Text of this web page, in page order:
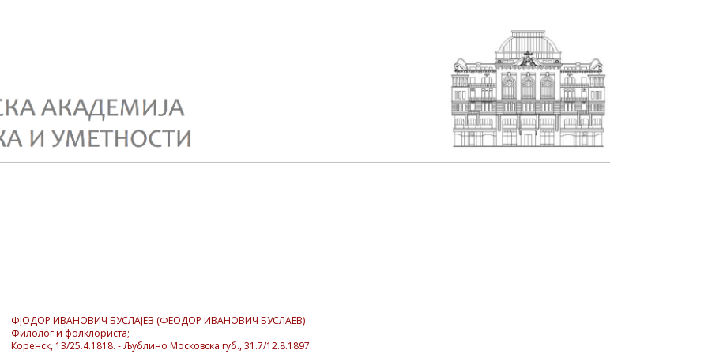
ФЈОДОР ИВАНОВИЧ БУСЛАЈЕВ (ФЕОДОР ИВАНОВИЧ БУСЛАЕВ)
Филолог и фолклориста;
Коренск, 13/25.4.1818. - Љублино Московска губ., 31.7/12.8.1897.